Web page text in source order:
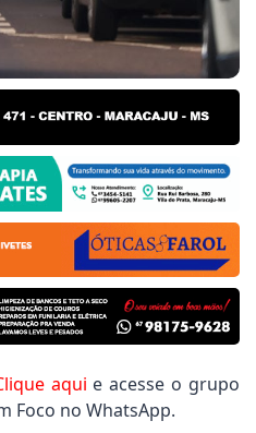
sobre entrega de
patrolamento e
destaca resposta
aqui e acesse o grupo
Foco no WhatsApp.